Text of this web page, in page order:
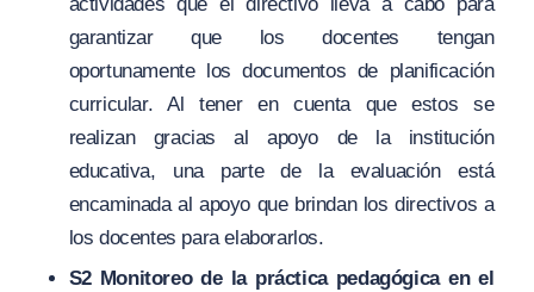
garantizar que los docentes tengan
oportunamente los documentos de planificación
curricular. Al tener en cuenta que estos se
realizan gracias al apoyo de la institución
educativa, una parte de la evaluación está
encaminada al apoyo que brindan los directivos a
los docentes para elaborarlos.
S2 Monitoreo de la práctica pedagógica en el